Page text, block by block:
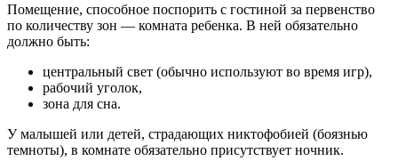
Помещение, способное поспорить с гостиной за первенство
по количеству зон — комната ребенка. В ней обязательно
должно быть:
центральный свет (обычно используют во время игр),
рабочий уголок,
зона для сна.
У малышей или детей, страдающих никтофобией (боязнью
темноты), в комнате обязательно присутствует ночник.